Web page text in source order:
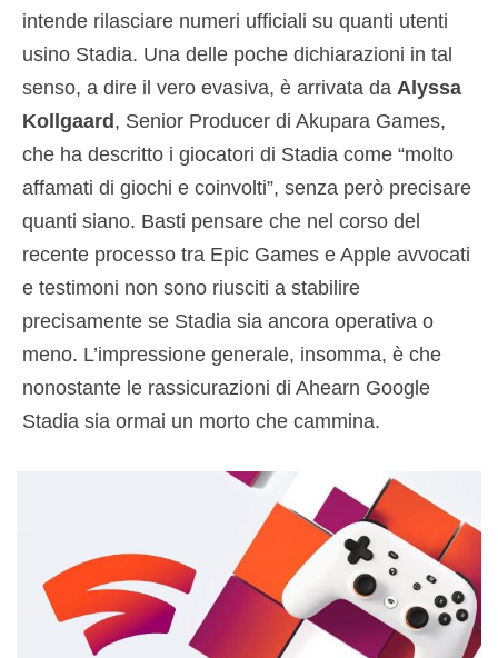
intende rilasciare numeri ufficiali su quanti utenti
usino Stadia. Una delle poche dichiarazioni in tal
senso, a dire il vero evasiva, è arrivata da Alyssa
Kollgaard , Senior Producer di Akupara Games,
che ha descritto i giocatori di Stadia come “molto
affamati di giochi e coinvolti”, senza però precisare
quanti siano. Basti pensare che nel corso del
recente processo tra Epic Games e Apple avvocati
e testimoni non sono riusciti a stabilire
precisamente se Stadia sia ancora operativa o
meno. L’impressione generale, insomma, è che
nonostante le rassicurazioni di Ahearn Google
Stadia sia ormai un morto che cammina.